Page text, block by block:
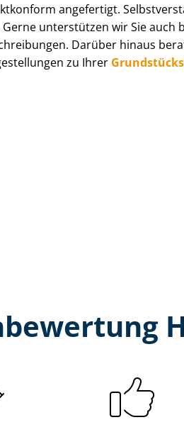
angefertigt.
Gerne unterstützen wir Sie auch
Darüber hinaus
zu Ihrer